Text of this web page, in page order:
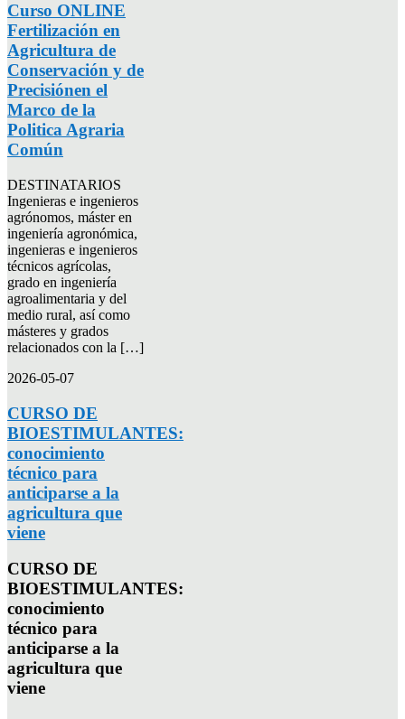
Curso ONLINE
Fertilización en
Agricultura de
Conservación y de
Precisiónen el
Marco de la
Politica Agraria
Común
DESTINATARIOS
Ingenieras e ingenieros
agrónomos, máster en
ingeniería agronómica,
ingenieras e ingenieros
técnicos agrícolas,
grado en ingeniería
agroalimentaria y del
medio rural, así como
másteres y grados
relacionados con la […]
2026-05-07
CURSO DE
BIOESTIMULANTES:
conocimiento
técnico para
anticiparse a la
agricultura que
viene
CURSO DE
BIOESTIMULANTES:
conocimiento
técnico para
anticiparse a la
agricultura que
viene